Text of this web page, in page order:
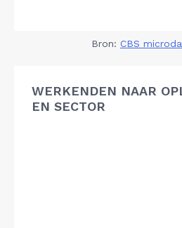
Bron: CBS
WERKENDEN NAAR
EN SECTOR